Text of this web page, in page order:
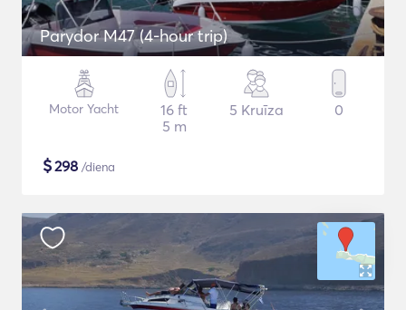
Parydor M47 (4-hour trip)
Motor Yacht
16 ft
5 m
5 Kruīza 0
$298 /diena